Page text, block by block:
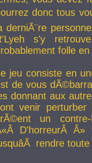
donc tous
derniÃ¨re
s'y
folle
jeu consiste en
de vous
donnant aux
venir perturber
un
D'horreurÂ
rendre